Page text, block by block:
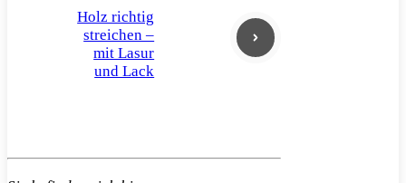
Holz richtig
streichen –
mit Lasur
und Lack